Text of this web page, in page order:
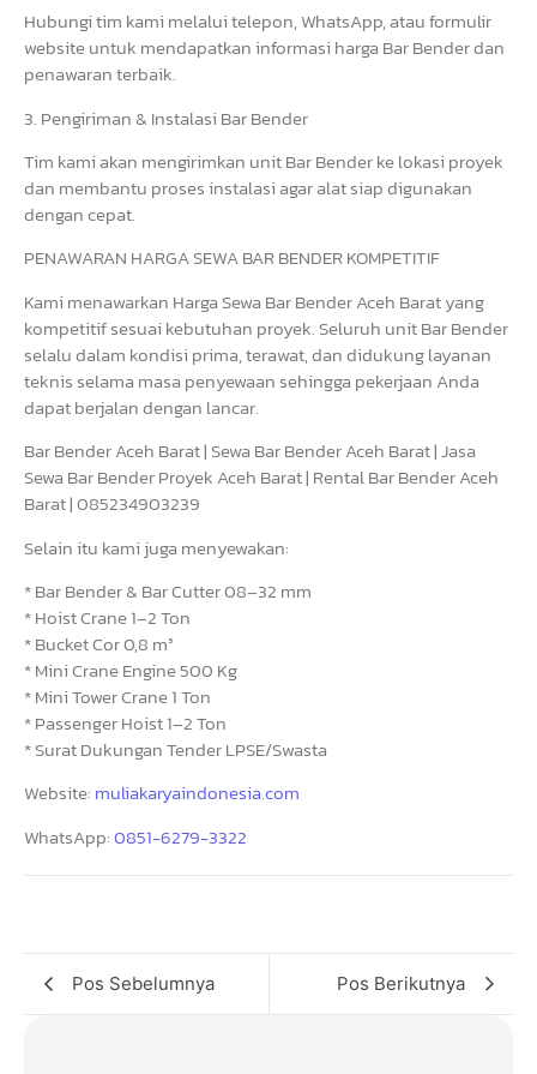
Hubungi tim kami melalui telepon, WhatsApp, atau formulir
website untuk mendapatkan informasi harga Bar Bender dan
penawaran terbaik.
3. Pengiriman & Instalasi Bar Bender
Tim kami akan mengirimkan unit Bar Bender ke lokasi proyek
dan membantu proses instalasi agar alat siap digunakan
dengan cepat.
PENAWARAN HARGA SEWA BAR BENDER KOMPETITIF
Kami menawarkan Harga Sewa Bar Bender Aceh Barat yang
kompetitif sesuai kebutuhan proyek. Seluruh unit Bar Bender
selalu dalam kondisi prima, terawat, dan didukung layanan
teknis selama masa penyewaan sehingga pekerjaan Anda
dapat berjalan dengan lancar.
Bar Bender Aceh Barat | Sewa Bar Bender Aceh Barat | Jasa
Sewa Bar Bender Proyek Aceh Barat | Rental Bar Bender Aceh
Barat | 085234903239
Selain itu kami juga menyewakan:
* Bar Bender & Bar Cutter 08–32 mm
* Hoist Crane 1–2 Ton
* Bucket Cor 0,8 m³
* Mini Crane Engine 500 Kg
* Mini Tower Crane 1 Ton
* Passenger Hoist 1–2 Ton
* Surat Dukungan Tender LPSE/Swasta
Website: muliakaryaindonesia.com
WhatsApp:0851-6279-3322
Pos Sebelumnya Pos Berikutnya